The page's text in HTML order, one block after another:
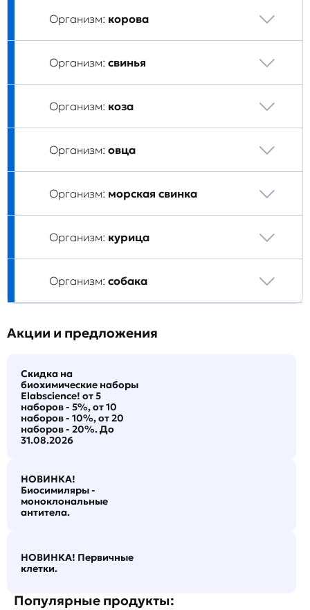
Организм: корова
Организм: свинья
Организм: коза
Организм: овца
Организм: морская свинка
Организм: курица
Организм: собака
Акции и предложения
Скидка на
биохимические наборы
Elabscience! от 5
наборов - 5%, от 10
наборов - 10%, от 20
наборов - 20%. До
31.08.2026
НОВИНКА!
Биосимиляры -
моноклональные
антитела.
НОВИНКА! Первичные
клетки.
Популярные продукты: